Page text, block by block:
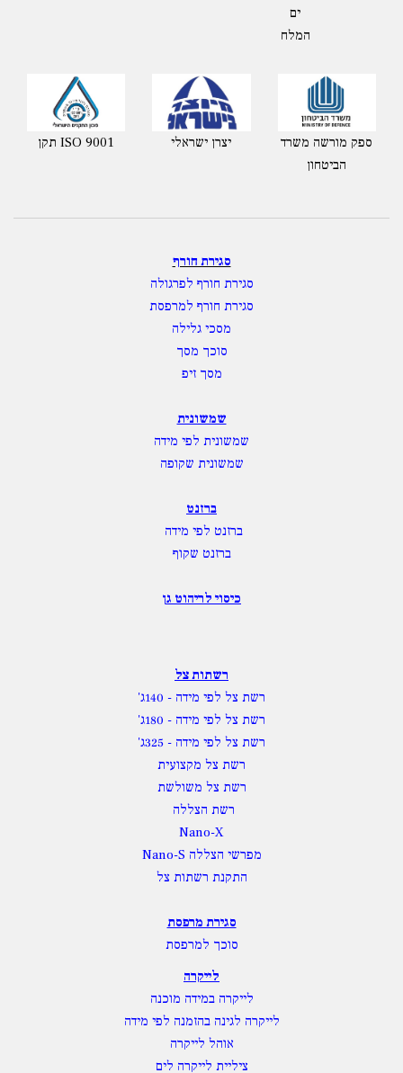
ים
המלח
תקן ISO 9001 יצרן ישראלי
ספק מורשה משרד
הביטחון
סגירת חורף
סגירת חורף לפרגולה
סגירת חורף למרפסת
מסכי גלילה
סוכך מסך
מסך זיפ
שמשונית
שמשונית לפי מידה
שמשונית שקופה
ברזנט
ברזנט לפי מידה
ברזנט שקוף
כיסוי לריהוט גן
רשתות צל
רשת צל לפי מידה - 140ג'
רשת צל לפי מידה - 180ג'
רשת צל לפי מידה - 325ג'
רשת צל מקצועית
רשת צל משולשת
רשת הצללה
Nano-X
מפרשי הצללה Nano-S
התקנת רשתות צל
סגירת מרפסת
סוכך למרפסת
לייקרה
לייקרה במידה מוכנה
לייקרה לגינה בהזמנה לפי מידה
אוהל לייקרה
ציליית לייקרה לים